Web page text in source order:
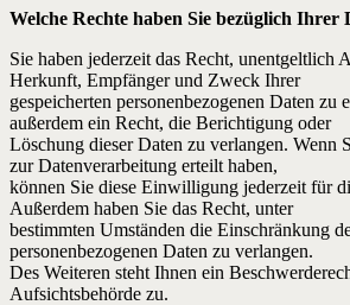
Welche Rechte haben Sie bezüglich Ihrer
Sie haben jederzeit das Recht, unentgeltlich
Herkunft, Empfänger und Zweck Ihrer
gespeicherten personenbezogenen Daten zu
außerdem ein Recht, die Berichtigung oder
Löschung dieser Daten zu verlangen. Wenn
zur Datenverarbeitung erteilt haben,
können Sie diese Einwilligung jederzeit für
Außerdem haben Sie das Recht, unter
bestimmten Umständen die Einschränkung
personenbezogenen Daten zu verlangen.
Des Weiteren steht Ihnen ein
Aufsichtsbehörde zu.